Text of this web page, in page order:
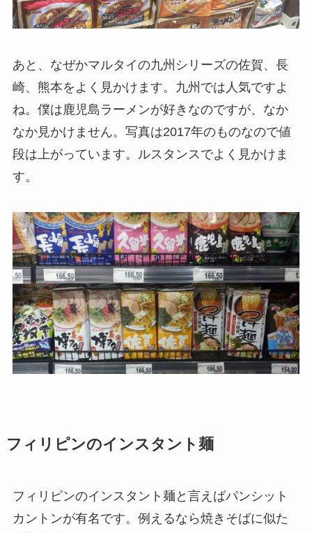
あと、なぜかマルタイの九州シリーズの佐賀、長
崎、熊本をよく見かけます。九州では人気ですよ
ね。僕は鹿児島ラーメンが好きなのですが、なか
なか見かけません。写真は2017年のものなので値
段は上がっています。ルスタンスでよく見かけま
す。
フィリピンのインスタント麺
フィリピンのインスタント麺と言えばパンシット
カントンが有名です。例えるなら焼きそばに似た